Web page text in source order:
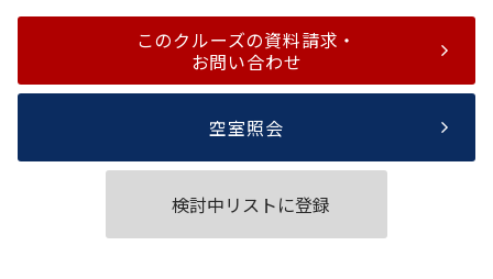
このクルーズの資料請求・
お問い合わせ
空室照会
検討中リストに登録